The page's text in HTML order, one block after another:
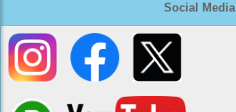
Social Media